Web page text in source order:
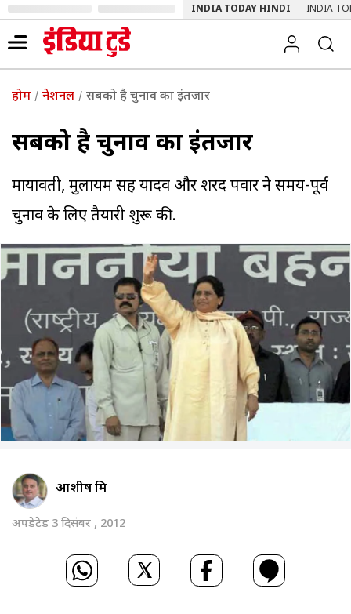
INDIA TODAY HINDI INDIA
होम नेशनल सबको है चुनाव का इंतजार
सबको है चुनाव का इंतजार
मायावती, मुलायम सिंह यादव और शरद पवार ने समय-पूर्व
चुनाव के लिए तैयारी शुरू की.
आशीष मिश्र
अपडेटेड 3 दिसंबर , 2012